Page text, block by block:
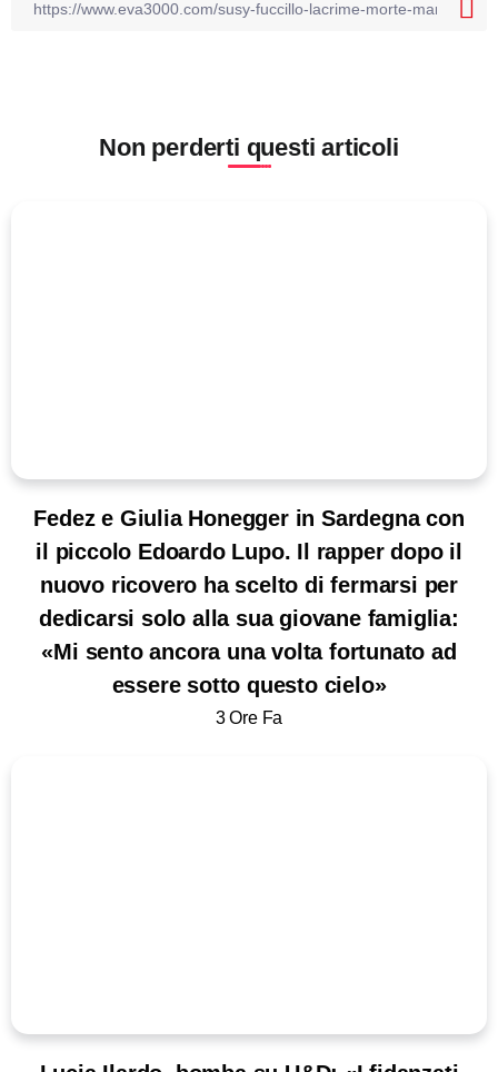
Non perderti questi articoli
Fedez e Giulia Honegger in Sardegna con
il piccolo Edoardo Lupo. Il rapper dopo il
nuovo ricovero ha scelto di fermarsi per
dedicarsi solo alla sua giovane famiglia:
«Mi sento ancora una volta fortunato ad
essere sotto questo cielo»
3 Ore Fa